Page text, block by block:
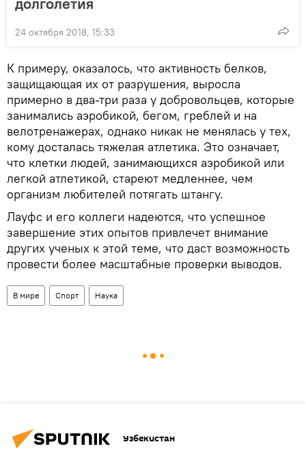
24 октября 2018, 15:33
К примеру, оказалось, что активность белков,
защищающая их от разрушения, выросла
примерно в два-три раза у добровольцев, которые
занимались аэробикой, бегом, греблей и на
велотренажерах, однако никак не менялась у тех,
кому досталась тяжелая атлетика. Это означает,
что клетки людей, занимающихся аэробикой или
легкой атлетикой, стареют медленнее, чем
организм любителей потягать штангу.
Лауфс и его коллеги надеются, что успешное
завершение этих опытов привлечет внимание
других ученых к этой теме, что даст возможность
провести более масштабные проверки выводов.
В мире Спорт Наука
Узбекистан